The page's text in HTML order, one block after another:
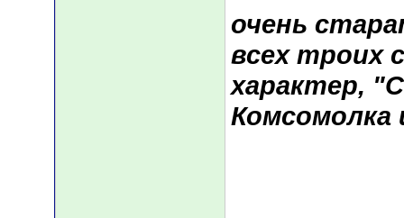
очень
всех троих
характер,
Комсомолка